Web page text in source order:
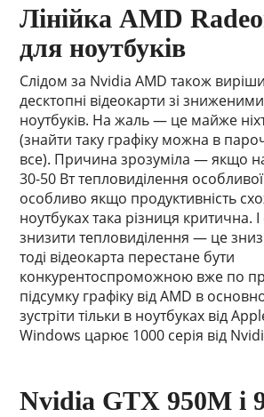
Лінійка AMD
для ноутбуків
Слідом за Nvidia AMD також
десктопні відеокарти зі
ноутбуків. На жаль — це майже
(знайти таку графіку можна в
все). Причина зрозуміла — якщо
30-50 Вт тепловиділення
особливо якщо продуктивність
ноутбуках така різниця критична.
знизити тепловиділення — це
тоді відеокарта перестане бути
конкурентоспроможною вже по
підсумку графіку від AMD в
зустріти тільки в ноутбуках від
Windows царює 1000 серія від
Nvidia GTX 950M і